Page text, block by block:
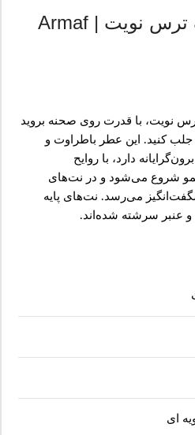
عطر ادکلن آرماف ترس نویت | Armaf
ترس نویت، با قدرت روی صحنه بروید
کنید. این عطر باطراوت و
دارد، با روایح
شروع می‌شود و در نت‌های
می‌رسد. نت‌های پایه
عنبر سرشته شده‌اند.
ای